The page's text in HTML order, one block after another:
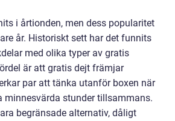
i årtionden, men dess popularitet
år. Historiskt sett har det funnits
med olika typer av gratis
är att gratis dejt främjar
par att tänka utanför boxen när
minnesvärda stunder tillsammans.
begränsade alternativ, dåligt